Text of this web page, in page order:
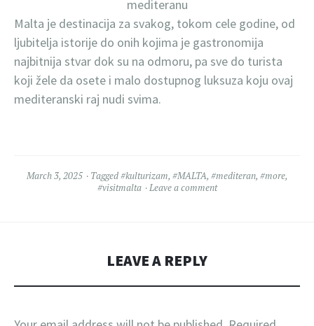
mediteranu
Malta je destinacija za svakog, tokom cele godine, od
ljubitelja istorije do onih kojima je gastronomija
najbitnija stvar dok su na odmoru, pa sve do turista
koji žele da osete i malo dostupnog luksuza koju ovaj
mediteranski raj nudi svima.
March 3, 2025 Tagged#kulturizam, #MALTA, #mediteran, #more,
#visitmalta
Leave a comment
LEAVE A REPLY